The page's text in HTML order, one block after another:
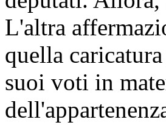
L'altra
quella
suoi voti in